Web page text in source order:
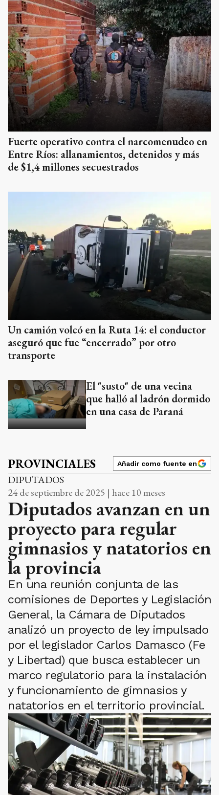
Fuerte operativo contra el narcomenudeo en
Entre Ríos: allanamientos, detenidos y más
de $1,4 millones secuestrados
Un camión volcó en la Ruta 14: el conductor
aseguró que fue “encerrado” por otro
transporte
El "susto" de una vecina
que halló al ladrón dormido
en una casa de Paraná
PROVINCIALES Añadir como fuente en
DIPUTADOS
24 de septiembre de 2025 | hace 10 meses
Diputados avanzan en un
proyecto para regular
gimnasios y natatorios en
la provincia
En una reunión conjunta de las
comisiones de Deportes y Legislación
General, la Cámara de Diputados
analizó un proyecto de ley impulsado
por el legislador Carlos Damasco (Fe
y Libertad) que busca establecer un
marco regulatorio para la instalación
y funcionamiento de gimnasios y
natatorios en el territorio provincial.